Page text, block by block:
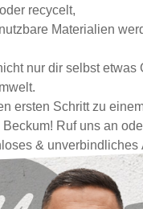
recycelt,
Materialien
nur dir selbst etwas
ersten Schritt zu
Ruf uns an
& unverbindliches